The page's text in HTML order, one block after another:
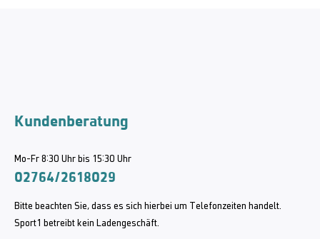
Kundenberatung
Mo-Fr 8:30 Uhr bis 15:30 Uhr
02764/2618029
Bitte beachten Sie, dass es sich hierbei um Telefonzeiten handelt.
Sport1 betreibt kein Ladengeschäft.